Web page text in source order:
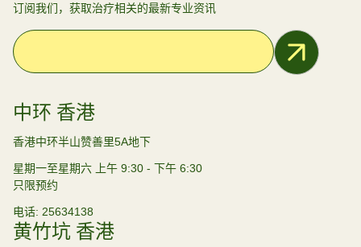
订阅我们，获取治疗相关的最新专业资讯
Email Address
中环 香港
香港中环半山赞善里5A地下
星期一至星期六 上午 9:30 - 下午 6:30
只限预约
电话 25634138
黄竹坑 香港